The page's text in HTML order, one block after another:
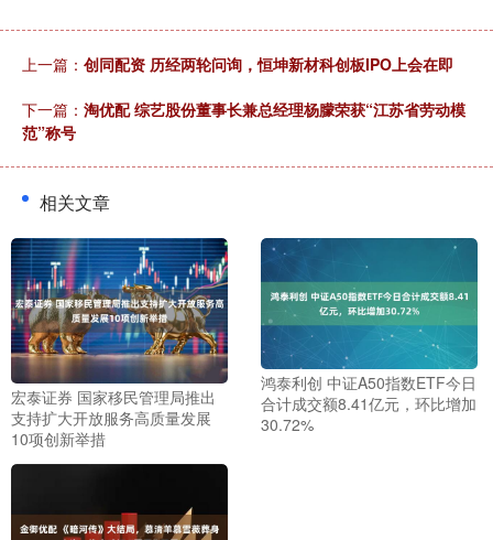
上一篇： 创同配资 历经两轮问询，恒坤新材科创板IPO上会在即
下一篇： 淘优配 综艺股份董事长兼总经理杨朦荣获“江苏省劳动模
范”称号
相关文章
宏泰证券 国家移民管理局推出
支持扩大开放服务高质量发展
10项创新举措
鸿泰利创 中证A50指数ETF今日
合计成交额8.41亿元，环比增加
30.72%